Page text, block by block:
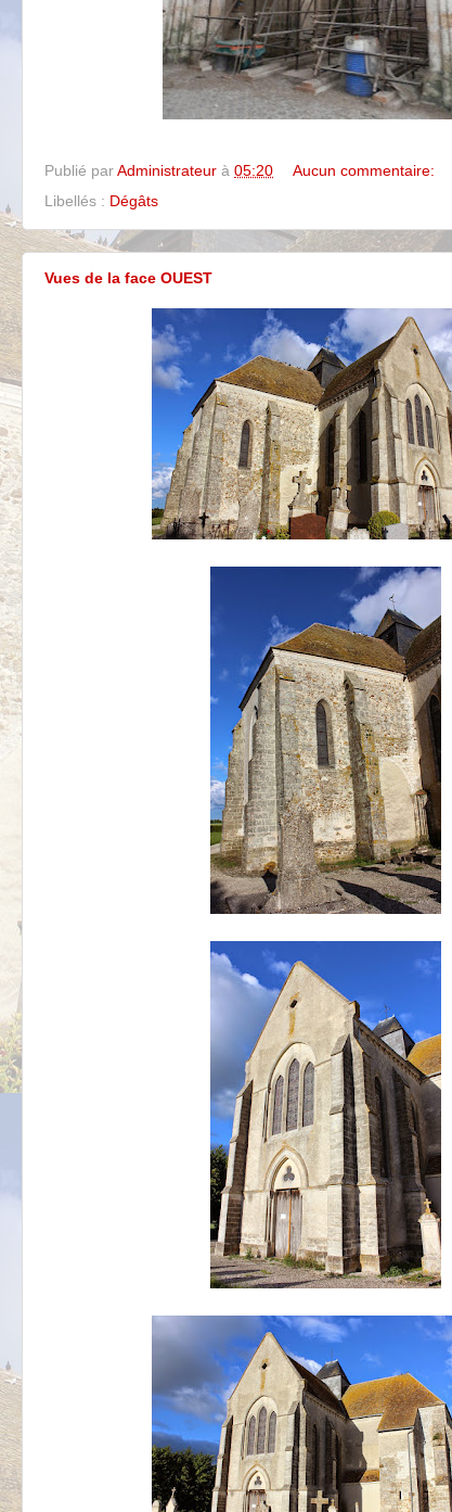
Publié par Administrateur à 05:20
Aucun commentaire:
Libellés : Dégâts
Vues de la face OUEST